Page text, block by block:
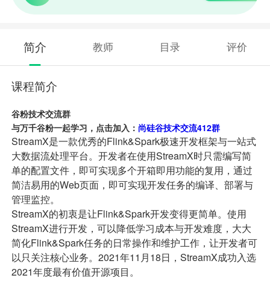
简介 教师 目录 评价
课程简介
谷粉技术交流群
与万千谷粉一起学习，点击加入： 尚硅谷技术交流412群
StreamX是一款优秀的Flink&Spark极速开发框架与一站式
大数据流处理平台。开发者在使用StreamX时只需编写简
单的配置文件，即可实现多个开箱即用功能的复用，通过
简洁易用的Web页面，即可实现开发任务的编译、部署与
管理监控。
StreamX的初衷是让Flink&Spark开发变得更简单。使用
StreamX进行开发，可以降低学习成本与开发难度，大大
简化Flink&Spark任务的日常操作和维护工作，让开发者可
以只关注核心业务。2021年11月18日，StreamX成功入选
2021年度最有价值开源项目。